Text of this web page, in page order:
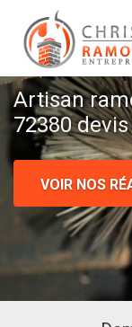
Artisan
72380
VOIR NOS